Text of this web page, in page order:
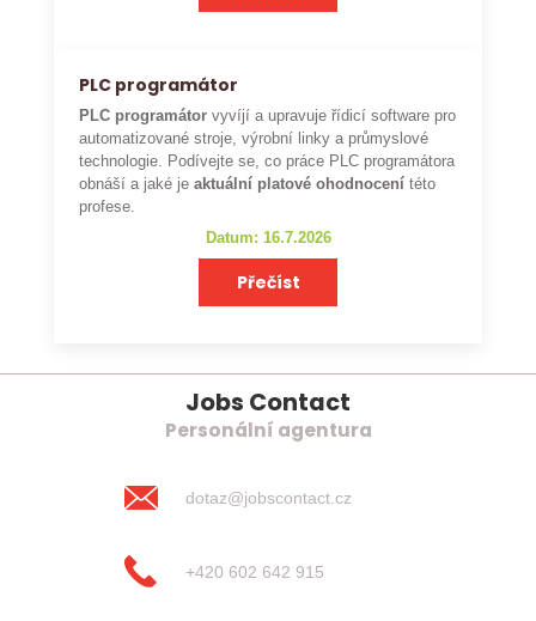
PLC programátor
PLC programátor vyvíjí a upravuje řídicí software pro
automatizované stroje, výrobní linky a průmyslové
technologie. Podívejte se, co práce PLC programátora
obnáší a jaké je aktuální platové ohodnocení této
profese.
Datum: 16.7.2026
Přečíst
Jobs Contact
Personální agentura
dotaz@jobscontact.cz
+420 602 642 915